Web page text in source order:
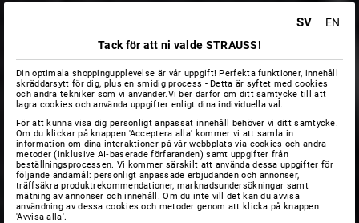
SV
EN
Tack för att ni valde STRAUSS!
Din optimala shoppingupplevelse är vår uppgift! Perfekta funktioner, innehåll
skräddarsytt för dig, plus en smidig process - Detta är syftet med cookies
och andra tekniker som vi använder.Vi ber därför om ditt samtycke till att
lagra cookies och använda uppgifter enligt dina individuella val.
För att kunna visa dig personligt anpassat innehåll behöver vi ditt samtycke.
Om du klickar på knappen 'Acceptera alla' kommer vi att samla in
information om dina interaktioner på vår webbplats via cookies och andra
metoder (inklusive AI‑baserade förfaranden) samt uppgifter från
beställningsprocessen. Vi kommer särskilt att använda dessa uppgifter för
följande ändamål: personligt anpassade erbjudanden och annonser,
träffsäkra produktrekommendationer, marknadsundersökningar samt
mätning av annonser och innehåll. Om du inte vill det kan du avvisa
användning av dessa cookies och metoder genom att klicka på knappen
'Avvisa alla'.